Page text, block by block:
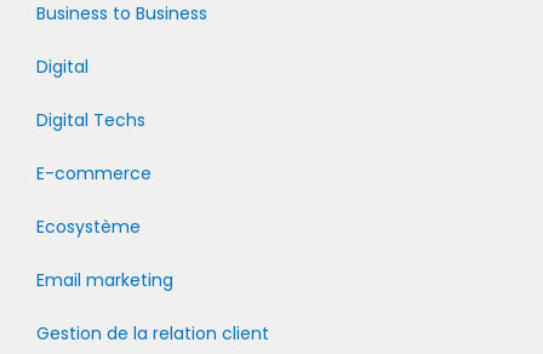
Business to Business
Digital
Digital Techs
E-commerce
Ecosystème
Email marketing
Gestion de la relation client